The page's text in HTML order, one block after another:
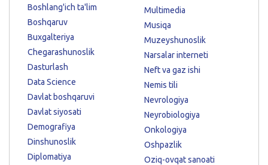
Boshlang'ich ta'lim
Boshqaruv
Buxgalteriya
Chegarashunoslik
Dasturlash
Data Science
Davlat boshqaruvi
Davlat siyosati
Demografiya
Dinshunoslik
Diplomatiya
Multimedia
Musiqa
Muzeyshunoslik
Narsalar interneti
Neft va gaz ishi
Nemis tili
Nevrologiya
Neyrobiologiya
Onkologiya
Oshpazlik
Oziq-ovqat sanoati